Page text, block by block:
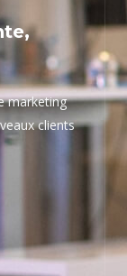
marketing
clients